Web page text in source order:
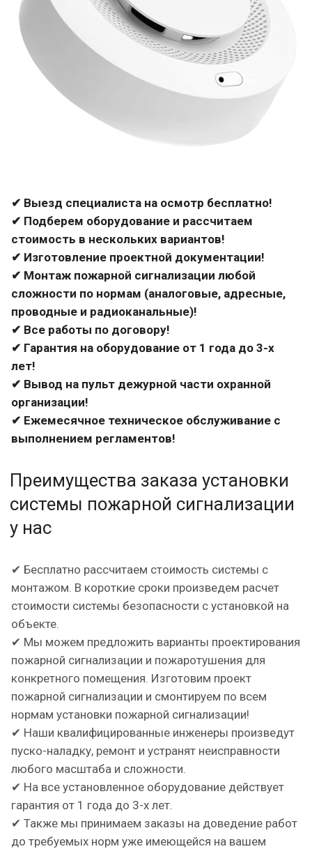
✔ Выезд специалиста на осмотр бесплатно!
✔ Подберем оборудование и рассчитаем
стоимость в нескольких вариантов!
✔ Изготовление проектной документации!
✔ Монтаж пожарной сигнализации любой
сложности по нормам (аналоговые, адресные,
проводные и радиоканальные)!
✔ Все работы по договору!
✔ Гарантия на оборудование от 1 года до 3-х
лет!
✔ Вывод на пульт дежурной части охранной
организации!
✔ Ежемесячное техническое обслуживание с
выполнением регламентов!
Преимущества заказа установки
системы пожарной сигнализации
у нас
✔ Бесплатно рассчитаем стоимость системы с
монтажом. В короткие сроки произведем расчет
стоимости системы безопасности с установкой на
объекте.
✔ Мы можем предложить варианты проектирования
пожарной сигнализации и пожаротушения для
конкретного помещения. Изготовим проект
пожарной сигнализации и смонтируем по всем
нормам установки пожарной сигнализации!
✔ Наши квалифицированные инженеры произведут
пуско-наладку, ремонт и устранят неисправности
любого масштаба и сложности.
✔ На все установленное оборудование действует
гарантия от 1 года до 3-х лет.
✔ Также мы принимаем заказы на доведение работ
до требуемых норм уже имеющейся на вашем